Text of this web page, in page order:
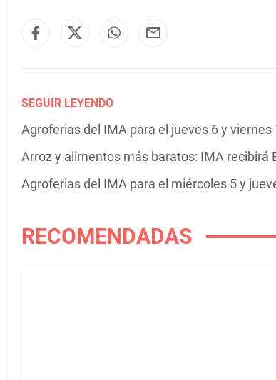
SEGUIR LEYENDO
Agroferias del IMA para el jueves 6 y
Arroz y alimentos más baratos: IMA
Agroferias del IMA para el miércoles 5 y
RECOMENDADAS